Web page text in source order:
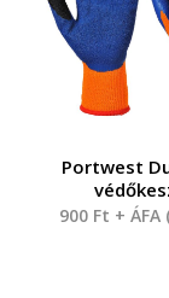
Portwest
900 Ft + ÁFA